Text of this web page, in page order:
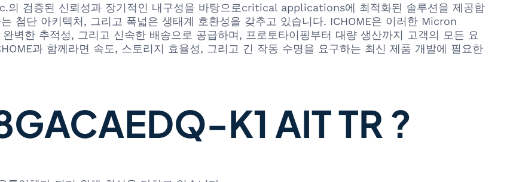
의 검증된 신뢰성과 장기적인 내구성을 바탕으로critical applications에 최적화된 솔루션을 제공합
첨단 아키텍처, 그리고 폭넓은 생태계 호환성을 갖추고 있습니다. ICHOME은 이러한 Micron
벽한 추적성, 그리고 신속한 배송으로 공급하며, 프로토타이핑부터 대량 생산까지 고객의 모든 요
과 함께라면 속도, 스토리지 효율성, 그리고 긴 작동 수명을 요구하는 최신 제품 개발에 필요한
K1 AIT TR ?